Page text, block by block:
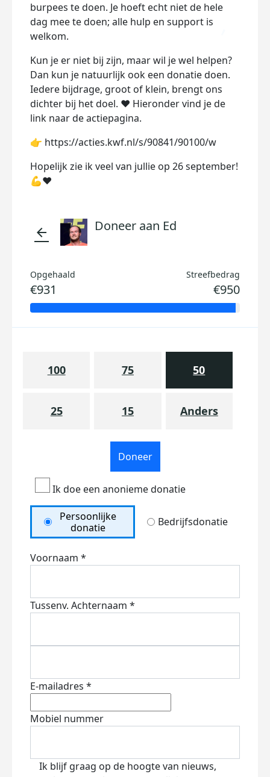
burpees te doen. Je hoeft echt niet de hele
dag mee te doen; alle hulp en support is
welkom.
Kun je er niet bij zijn, maar wil je wel helpen?
Dan kun je natuurlijk ook een donatie doen.
Iedere bijdrage, groot of klein, brengt ons
dichter bij het doel. ❤️ Hieronder vind je de
link naar de actiepagina.
👉 https://acties.kwf.nl/s/90841/90100/w
Hopelijk zie ik veel van jullie op 26 september!
💪❤️
arrow_back Doneer aan Ed
Opgehaald
€931
Streefbedrag
€950
100 75 50
25 15 Anders
Doneer
Ik doe een anonieme donatie
Persoonlijke
donatie
Bedrijfsdonatie
Voornaam *
Tussenv. Achternaam *
E-mailadres *
Mobiel nummer
Ik blijf graag op de hoogte van nieuws,